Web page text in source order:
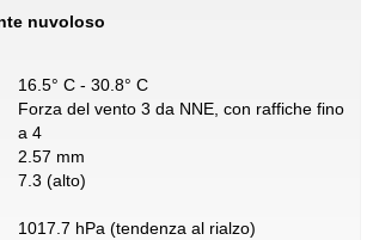
nuvoloso
16.5° C - 30.8° C
Forza del vento 3 da NNE, con raffiche fino
a 4
2.57 mm
7.3 (alto)
1017.7 hPa (tendenza al rialzo)